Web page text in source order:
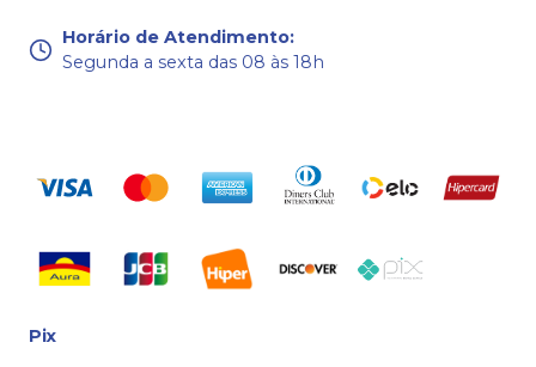
Horário de Atendimento:
Segunda a sexta das 08 às 18h
Pix